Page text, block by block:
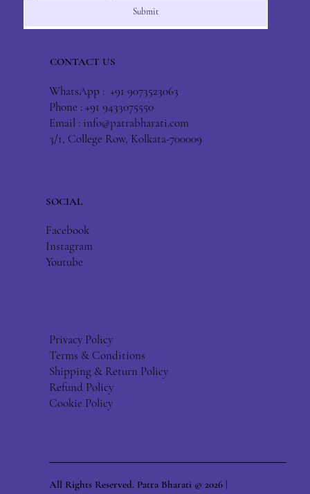
Submit
CONTACT US
WhatsApp : +91 9073523063
Phone : +91 9433075550
Email : info@patrabharati.com
3/1, College Row, Kolkata-700009
SOCIAL
Facebook
Instagram
Youtube
Privacy Policy
Terms & Conditions
Shipping & Return Policy
Refund Policy
Cookie Policy
All Rights Reserved. Patra Bharati © 2026 |